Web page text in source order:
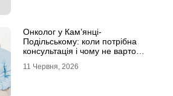
Онколог у Кам’янці-
Подільському: коли потрібна
консультація і чому не варто
11 Червня, 2026